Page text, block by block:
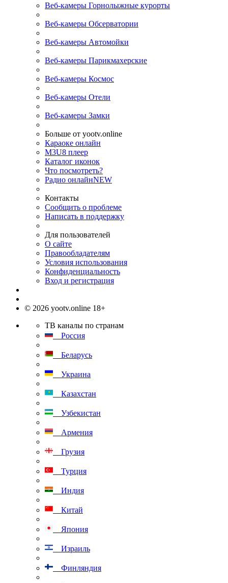
Веб-камеры Горнолыжные курорты
Веб-камеры Обсерватории
Веб-камеры Автомойки
Веб-камеры Парикмахерские
Веб-камеры Космос
Веб-камеры Отели
Веб-камеры Замки
Больше от yootv.online
Караоке онлайн
M3U8 плеер
Каталог иконок
Что посмотреть?
Радио онлайнNEW
Контакты
Сообщить о проблеме
Написать в поддержку
Для пользователей
О сайте
Правообладателям
Условия использования
Конфиденциальность
Вход и регистрация
© 2026 yootv.online 18+
ТВ каналы по странам
Россия
Беларусь
Украина
Казахстан
Узбекистан
Армения
Грузия
Турция
Индия
Китай
Япония
Израиль
Финляндия